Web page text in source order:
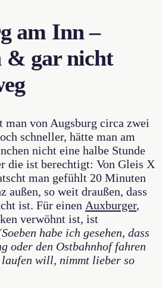
am Inn –
& gar nicht
von Augsburg circa zwei
schneller, hätte man am
nicht eine halbe Stunde
die ist berechtigt: Von Gleis X
man gefühlt 20 Minuten
außen, so weit draußen, dass
ist. Für einen Auxburger,
verwöhnt ist, ist
habe ich gesehen, dass
oder den Ostbahnhof fahren
will, nimmt lieber so